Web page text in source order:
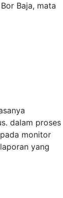
Baja, mata
dalam proses
monitor
yang